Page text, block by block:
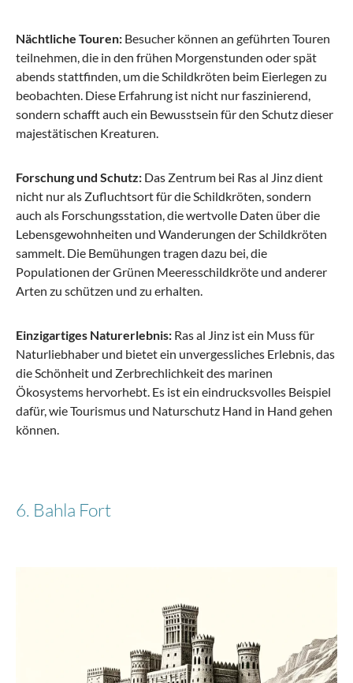
Nächtliche Touren: Besucher können an geführten Touren
teilnehmen, die in den frühen Morgenstunden oder spät
abends stattfinden, um die Schildkröten beim Eierlegen zu
beobachten. Diese Erfahrung ist nicht nur faszinierend,
sondern schafft auch ein Bewusstsein für den Schutz dieser
majestätischen Kreaturen.
Forschung und Schutz: Das Zentrum bei Ras al Jinz dient
nicht nur als Zufluchtsort für die Schildkröten, sondern
auch als Forschungsstation, die wertvolle Daten über die
Lebensgewohnheiten und Wanderungen der Schildkröten
sammelt. Die Bemühungen tragen dazu bei, die
Populationen der Grünen Meeresschildkröte und anderer
Arten zu schützen und zu erhalten.
Einzigartiges Naturerlebnis: Ras al Jinz ist ein Muss für
Naturliebhaber und bietet ein unvergessliches Erlebnis, das
die Schönheit und Zerbrechlichkeit des marinen
Ökosystems hervorhebt. Es ist ein eindrucksvolles Beispiel
dafür, wie Tourismus und Naturschutz Hand in Hand gehen
können.
6. Bahla Fort